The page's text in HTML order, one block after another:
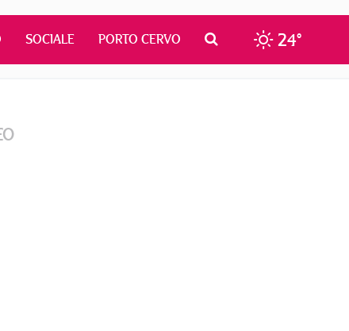
SOCIALE PORTO CERVO 24°